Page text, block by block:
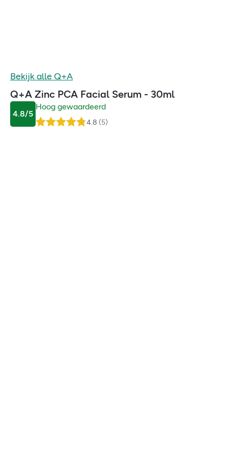
Bekijk alleQ+A
Q+A Zinc PCA Facial Serum - 30ml
4.8/5
Hoog gewaardeerd
4.8 (5)